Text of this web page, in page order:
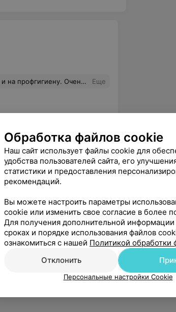
я вожу только к этому врачу. Хорошо знает свою работу, приятный, тактичный. Мастер своего дела. Советую! Еще
Обработка файлов cookie
Наш сайт использует файлы cookie для
удобства пользователей сайта, его
статистики и предоставления
рекомендаций.
Вы можете настроить параметры
cookie или изменить свое согласие в более
Для получения дополнительной информации
сроках и порядке использования файлов
ознакомиться с нашей Политикой обработки
Отклонить
Персональные настройки Cookie